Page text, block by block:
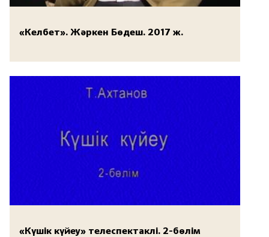
«Келбет». Жәркен Бөдеш. 2017 ж.
«Күшік күйеу» телеспектаклі. 2-бөлім